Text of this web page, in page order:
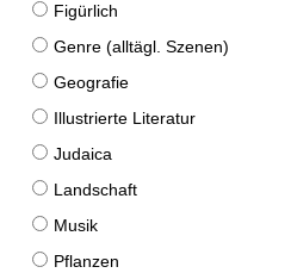
Figürlich
Genre (alltägl. Szenen)
Geografie
Illustrierte Literatur
Judaica
Landschaft
Musik
Pflanzen